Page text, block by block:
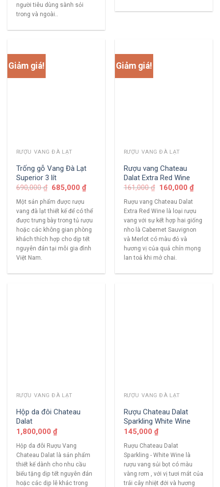
người tiêu dùng sành sỏi
trong và ngoài..
Giảm giá!
RƯỢU VANG ĐÀ LẠT
Trống gỗ Vang Đà Lạt
Superior 3 lít
690,000₫ 685,000₫
Một sản phẩm được rượu
vang đà lạt thiết kế để có thể
được trưng bày trong tủ rượu
hoặc các không gian phòng
khách thích hợp cho dịp tết
nguyên đán tại mỗi gia đình
Việt Nam.
Giảm giá!
RƯỢU VANG ĐÀ LẠT
Rượu vang Chateau
Dalat Extra Red Wine
161,000₫ 160,000₫
Rượu vang Chateau Dalat
Extra Red Wine là loại rượu
vang với sự kết hợp hai giống
nho là Cabernet Sauvignon
và Merlot có màu đỏ và
hương vị của quả chín mọng
lan toả khi mở chai.
RƯỢU VANG ĐÀ LẠT
Hộp da đôi Chateau
Dalat
1,800,000 ₫
Hộp da đôi Rượu Vang
Chateau Dalat là sản phẩm
thiết kế dành cho nhu cầu
biếu tặng dịp tết nguyên đán
hoặc các dịp lễ khác trong
RƯỢU VANG ĐÀ LẠT
Rượu Chateau Dalat
Sparkling White Wine
145,000 ₫
Rượu Chateau Dalat
Sparkling - White Wine là
rượu vang sủi bọt có màu
vàng rơm , với vị tươi mát của
trái cây nhiệt đới và hương